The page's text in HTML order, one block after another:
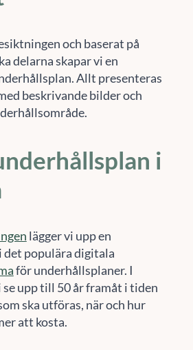
och baserat på
delarna skapar vi en
Allt presenteras
beskrivande bilder och
i
lägger vi upp en
det populära digitala
för underhållsplaner. I
upp till 50 år framåt i tiden
ska utföras, när och hur
att kosta.